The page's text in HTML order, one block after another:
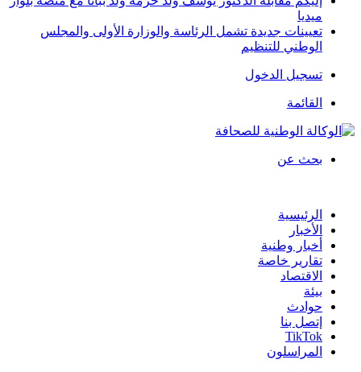
ميديا
تعيينات جديدة تشمل الرئاسة والوزارة الأولى والمجلس
الوطني للتنظيم
تسجيل الدخول
القائمة
بحث عن
الرئيسية
الأخبار
أخبار وطنية
تقارير خاصة
الاقتصاد
بيئة
حوادث
إتصل بنا
TikTok
المراسلون